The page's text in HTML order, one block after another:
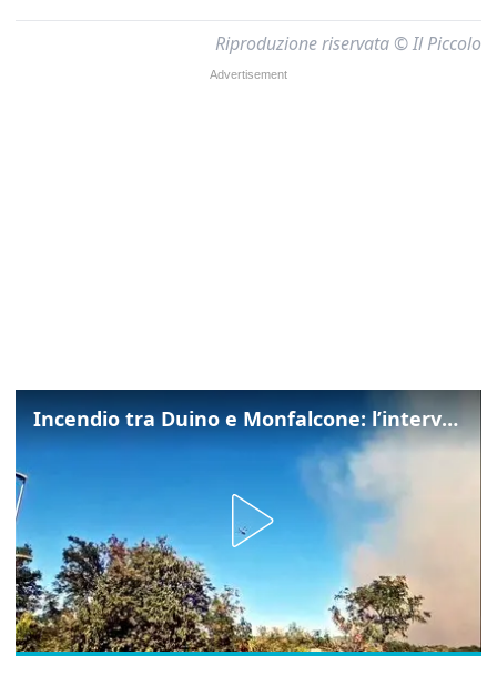
Riproduzione riservata © Il Piccolo
Incendio tra Duino e Monfalcone: l’intervento dei vigili del fuoco